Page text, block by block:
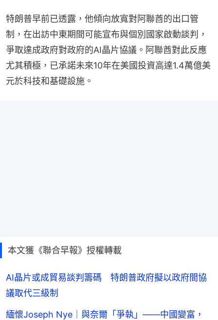
特朗普早前已透露，他傾向放寬對阿聯酋的出口管
制，在出訪中東期間可能宣布與個別國家啟動談判，
爭取達成政府對政府的AI晶片協議。阿聯酋對此反應
尤其積極，已承諾未來10年在美國投資高達1.4萬億美
元於科技和基礎設施。
本文獲《聯合早報》授權轉載
AI晶片或成貿易談判籌碼 特朗普政府擬以政府間協
議取代三級制
緬懷Joseph Nye｜與奈爾「爭執」——中國變富，